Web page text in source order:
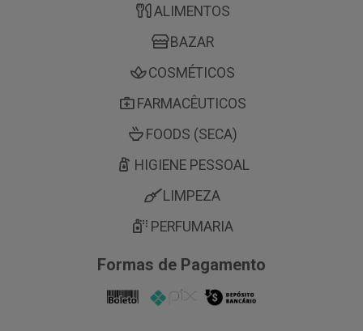
ALIMENTOS
BAZAR
COSMÉTICOS
FARMACÊUTICOS
FOODS (SECA)
HIGIENE PESSOAL
LIMPEZA
PERFUMARIA
Formas de Pagamento